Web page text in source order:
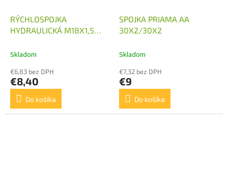
RÝCHLOSPOJKA
HYDRAULICKÁ M18X1,5
Skladom
€6,83 bez DPH
€8,40
Do košíka
SPOJKA PRIAMA AA
30X2/30X2
Skladom
€7,32 bez DPH
€9
Do košíka